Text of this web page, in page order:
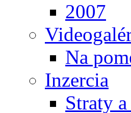
2007
Na
Inzercia
Straty